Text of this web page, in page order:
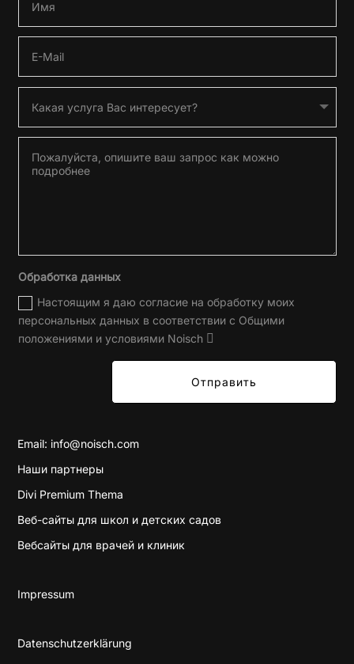
Обработка данных
Настоящим я даю согласие на обработку моих
персональных данных в соответствии с Общими
положениями и условиями Noisch
Отправить
Email: info@noisch.com
Наши партнеры
Divi Premium Thema
Веб-сайты для школ и детских садов
Вебсайты для врачей и клиник
Impressum
Datenschutzerklärung